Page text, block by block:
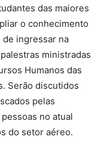
das maiores
o conhecimento
ingressar na
ministradas
Humanos das
Serão discutidos
pelas
no atual
do setor aéreo.